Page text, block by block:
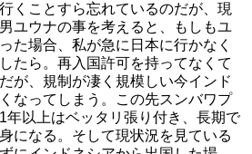
くことすら忘れているのだが、現
ユウナの事を考えると、もしもユ
た場合、私が急に日本に行かなく
たら。再入国許可を持ってなくて
が、規制が凄く規模しい今インド
なってしまう。この先スンバワプ
年以上はベッタリ張り付き、長期で
になる。そして現状況を見ている